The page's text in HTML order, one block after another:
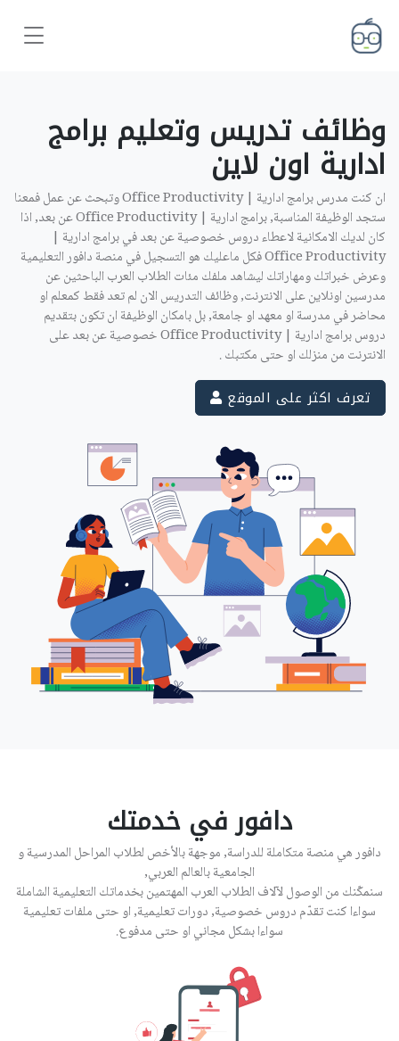
وظائف تدريس وتعليم برامج
ادارية اون لاين ‎
ان كنت مدرس برامج ادارية | Office Productivity وتبحث عن عمل فمعنا
ستجد الوظيفة المناسبة, برامج ادارية | Office Productivity عن بعد, اذا
كان لديك الامكانية لاعطاء دروس خصوصية عن بعد في برامج ادارية |
Office Productivity فكل ماعليك هو التسجيل في منصة دافور التعليمية
وعرض خبراتك ومهاراتك ليشاهد ملفك مئات الطلاب العرب الباحثين عن
مدرسين اونلاين على الانترنت, وظائف التدريس الان لم تعد فقط كمعلم او
محاضر في مدرسة او معهد او جامعة, بل بامكان الوظيفة ان تكون بتقديم
دروس برامج ادارية | Office Productivity خصوصية عن بعد على
الانترنت من منزلك او حتى مكتبك .
تعرف اكثر على الموقع
دافور في خدمتك
دافور هي منصة متكاملة للدراسة, موجهة بالأخص لطلاب المراحل المدرسية و
الجامعية بالعالم العربي,
سنمكّنك من الوصول لآلاف الطلاب العرب المهتمين بخدماتك التعليمية الشاملة
سواءا كنت تقدّم دروس خصوصية, دورات تعليمية, او حتى ملفات تعليمية
سواءا بشكل مجاني او حتى مدفوع.